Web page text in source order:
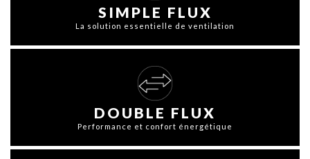
SIMPLE FLUX
La solution essentielle de ventilation
DOUBLE FLUX
Performance et confort énergétique